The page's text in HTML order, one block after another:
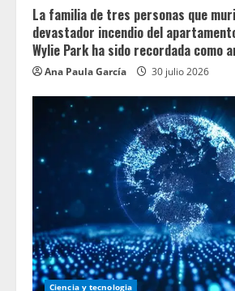
La familia de tres personas que
devastador incendio del
Wylie Park ha sido recordada como
Ana Paula García 30 julio 2026
Ciencia y tecnologia